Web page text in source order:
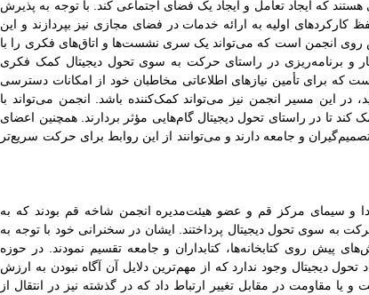
هستند که ایجاد تعامل و ایجاد یک فضای اجتماعی کند. با توجه به پذیرش
کارکردهای اولیه به ارائه خدمات در فضای مجازی نیز بپردازند و این
انجمن است که می‌تواند یک سری نشست‌ها و اتاق‌های فکری را با
و برنامه‌ریزی در راستای حرکت به سوی تحول دیجیتال کمک فکری
که برای تأمین نیازهای اطلاعاتی مخاطبان خود از امکانات دسترسی
در این مسیر انجمن نیز می‌تواند کمک‌کننده باشد. انجمن می‌تواند با
تا در راستای تحول دیجیتال گام‌هایی مؤثر بردارند. همچنین اعضای
و جامعه دارند و می‌توانند از این روابط برای حرکت سریع‌تر
سیمای مرکز قم و عضو هیئت‌مدیره انجمن شاخه قم بودند که به
به سوی تحول دیجیتال پرداختند. ایشان در سخنرانی خود با توجه به
پیش روی کتابخانه‌ها، کتابداران و جامعه تقسیم نمودند. در حوزه
دیجیتال وجود ندارد که از مهم‌ترین دلایل آن آگاه نبودن به ارزش
یا مقاومت در مقابل تغییر ارتباط داد که در گذشته نیز در انتقال از